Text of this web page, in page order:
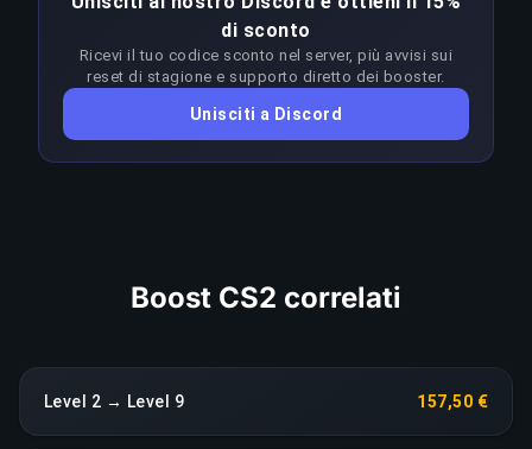
booster adattano l'approccio a ogni patch per
restare in vantaggio sul meta; qualsiasi calo di
rendimento prolungato fa scattare una
riassegnazione immediata senza costi aggiuntivi.
di sconto
Ricevi il tuo codice sconto nel server, più avvisi sui
reset di stagione e supporto diretto dei booster.
Unisciti a Discord
Boost CS2 correlati
Level 2 → Level 9 157,50 €